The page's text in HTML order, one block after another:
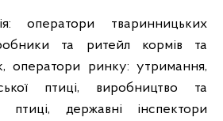
оператори тваринницьких
та ритейл кормів та
оператори ринку: утримання,
птиці, виробництво та
птиці, державні інспектори